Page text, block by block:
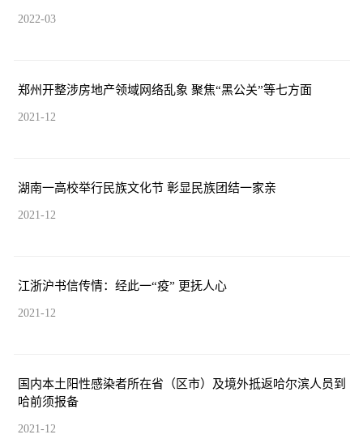
2022-03
郑州开整涉房地产领域网络乱象 聚焦“黑公关”等七方面
2021-12
湖南一高校举行民族文化节 彰显民族团结一家亲
2021-12
江浙沪书信传情：经此一“疫” 更抚人心
2021-12
国内本土阳性感染者所在省（区市）及境外抵返哈尔滨人员到
哈前须报备
2021-12